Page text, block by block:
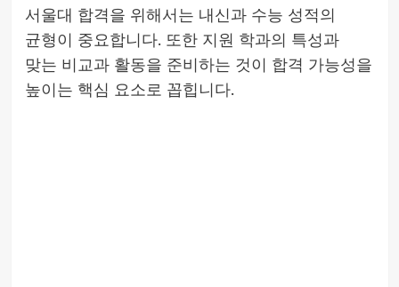
서울대 합격을 위해서는 내신과 수능 성적의
균형이 중요합니다. 또한 지원 학과의 특성과
맞는 비교과 활동을 준비하는 것이 합격 가능성을
높이는 핵심 요소로 꼽힙니다.